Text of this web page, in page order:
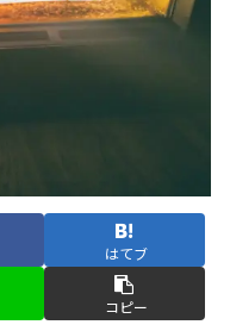
はてブ
コピー